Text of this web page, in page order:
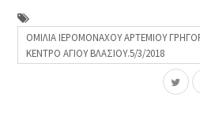
ΟΜΙΛΙΑ ΙΕΡΟΜΟΝΑΧΟΥ ΑΡΤΕΜΙΟΥ
ΚΕΝΤΡΟ ΑΓΙΟΥ ΒΛΑΣΙΟΥ.5/3/2018